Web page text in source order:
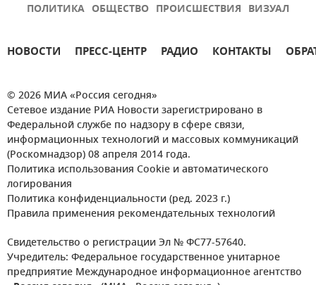
ПОЛИТИКА ОБЩЕСТВО ПРОИСШЕСТВИЯ ВИЗУАЛ
НОВОСТИ ПРЕСС-ЦЕНТР РАДИО КОНТАКТЫ
© 2026 МИА «Россия сегодня»
Сетевое издание РИА Новости зарегистрировано в
Федеральной службе по надзору в сфере связи,
информационных технологий и массовых коммуникаций
(Роскомнадзор) 08 апреля 2014 года.
Политика использования Cookie и автоматического
логирования
Политика конфиденциальности (ред. 2023 г.)
Правила применения рекомендательных технологий
Свидетельство о регистрации Эл № ФС77-57640.
Учредитель: Федеральное государственное унитарное
предприятие Международное информационное агентство